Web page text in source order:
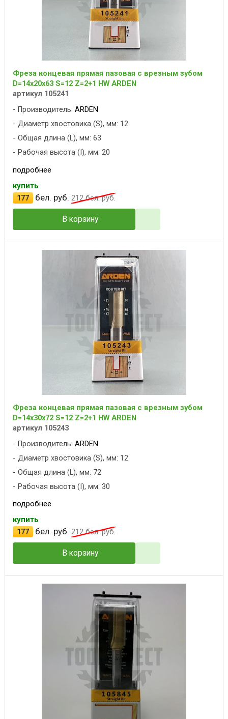
Фреза концевая прямая пазовая с врезным зубом
D=14x20x63 S=12 Z=2+1 HW ARDEN
артикул 105241
Производитель: ARDEN
Диаметр хвостовика (S), мм: 12
Общая длина (L), мм: 63
Рабочая высота (I), мм: 20
подробнее
купить
177
бел. руб. 212бел. руб.
В корзину
Фреза концевая прямая пазовая с врезным зубом
D=14x30x72 S=12 Z=2+1 HW ARDEN
артикул 105243
Производитель: ARDEN
Диаметр хвостовика (S), мм: 12
Общая длина (L), мм: 72
Рабочая высота (I), мм: 30
подробнее
купить
177
бел. руб. 212бел. руб.
В корзину